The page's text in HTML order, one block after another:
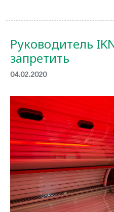
Руководитель
запретить
04.02.2020